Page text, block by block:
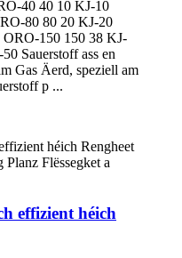
40 40 10 KJ-10
80 80 20 KJ-20
150 150 38 KJ-
Sauerstoff ass en
Gas Äerd, speziell am
p ...
effizient héich